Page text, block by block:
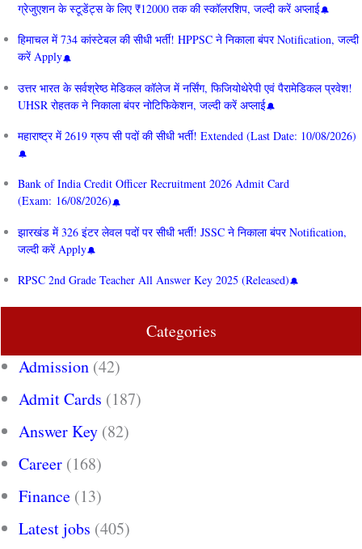
ग्रेजुएशन के स्टूडेंट्स के लिए ₹12000 तक की स्कॉलरशिप, जल्दी करें अप्लाई
हिमाचल में 734 कांस्टेबल की सीधी भर्ती! HPPSC ने निकाला बंपर Notification, जल्दी
करें Apply
उत्तर भारत के सर्वश्रेष्ठ मेडिकल कॉलेज में नर्सिंग, फिजियोथेरेपी एवं पैरामेडिकल प्रवेश!
UHSR रोहतक ने निकाला बंपर नोटिफिकेशन, जल्दी करें अप्लाई
महाराष्ट्र में 2619 ग्रुप सी पदों की सीधी भर्ती! Extended (Last Date: 10/08/2026)
Bank of India Credit Officer Recruitment 2026 Admit Card
(Exam: 16/08/2026)
झारखंड में 326 इंटर लेवल पदों पर सीधी भर्ती! JSSC ने निकाला बंपर Notification,
जल्दी करें Apply
RPSC 2nd Grade Teacher All Answer Key 2025 (Released)
Categories
Admission (42)
Admit Cards (187)
Answer Key (82)
Career (168)
Finance (13)
Latest jobs (405)